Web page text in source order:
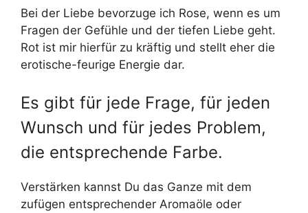
Bei der Liebe bevorzuge ich Rose, wenn es um
Fragen der Gefühle und der tiefen Liebe geht.
Rot ist mir hierfür zu kräftig und stellt eher die
erotische-feurige Energie dar.
Es gibt für jede Frage, für jeden
Wunsch und für jedes Problem,
die entsprechende Farbe.
Verstärken kannst Du das Ganze mit dem
zufügen entsprechender Aromaöle oder